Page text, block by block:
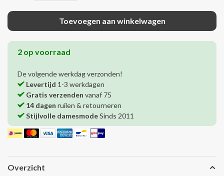
Toevoegen aan winkelwagen
2 op voorraad
De volgende werkdag verzonden!
Levertijd 1-3 werkdagen
Gratis verzenden vanaf 75
14 dagen ruilen & retourneren
Stijlvolle damesmodeSinds 2011
Overzicht